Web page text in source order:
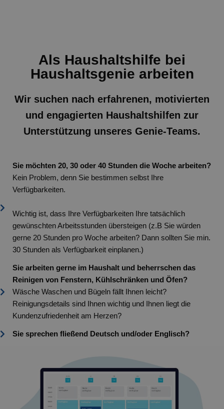
Als Haushaltshilfe bei
Haushaltsgenie arbeiten
Wir suchen nach erfahrenen, motivierten
und engagierten Haushaltshilfen zur
Unterstützung unseres Genie-Teams.
Sie möchten 20, 30 oder 40 Stunden die Woche arbeiten?
Kein Problem, denn Sie bestimmen selbst Ihre
Verfügbarkeiten.
Wichtig ist, dass Ihre Verfügbarkeiten Ihre tatsächlich
gewünschten Arbeitsstunden übersteigen (z.B Sie würden
gerne 20 Stunden pro Woche arbeiten? Dann sollten Sie min.
30 Stunden als Verfügbarkeit einplanen.)
Sie arbeiten gerne im Haushalt und beherrschen das
Reinigen von Fenstern, Kühlschränken und Öfen?
Wäsche Waschen und Bügeln fällt Ihnen leicht?
Reinigungsdetails sind Ihnen wichtig und Ihnen liegt die
Kundenzufriedenheit am Herzen?
Sie sprechen fließend Deutsch und/oder Englisch?